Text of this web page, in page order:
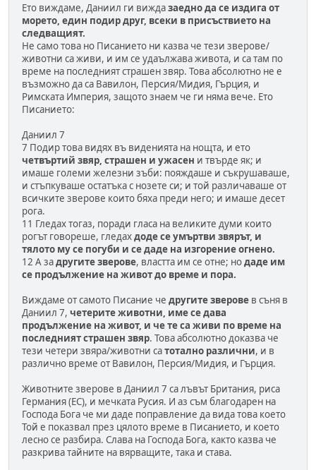
Ето виждаме, Даниил ги виждазаедно да се издига от
морето, един подир друг, всеки в присъствието на
следващият.
Не само това но Писанието ни казва че тези зверове/
животни са живи, и им се удаължава живота, и са там по
време на последният страшен звяр. Това абсолютно не е
възможно да са Вавилон, Персия/Мидия, Гърция, и
Римската Империя, защото знаем че ги няма вече. Ето
Писанието:
Даниил 7
7 Подир това видях въ виденията на нощта, и ето
четвъртий звяр, страшен и ужасен и твърде як; и
имаше големи железни зъби: пояждаше и съкрушаваше,
и стъпкуваше остатъка с нозете си; и той различаваше от
всичките зверове които бяха преди него; и имаше десет
рога.
11 Гледах тогаз, поради гласа на великите думи които
рогът говореше, гледахдоде се умъртви звярът, и
тялото му се погуби и се даде на изгорение огнено.
12 А задругите зверове, властта им се отне; нодаде им
се продължение на живот до време и пора.
Виждаме от самото Писание че другите зверове в съня в
Даниил 7, четерите животни, име се дава
продължение на живот, и че те са живи по време на
последният страшен звяр. Това абсолютно доказва че
тези четери звяра/животни сатотално различни, и в
различно време от Вавилон, Персия/Мидия, и Гърция.
Животните зверове в Даниил 7 са лъвът Британия, риса
Германия (ЕС), и мечката Русия. И аз съм благодарен на
Господа Бога че ми даде поправление да вида това което
Той е показвал през цялото време в Писанието, и което
лесно се разбира. Слава на Господа Бога, както казва че
разкрива тайните на вярващите, така и става.